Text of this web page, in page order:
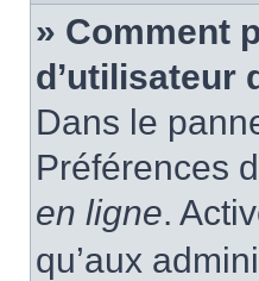
» Comment
d’utilisateur
Dans le
Préférences
en ligne.
qu’aux